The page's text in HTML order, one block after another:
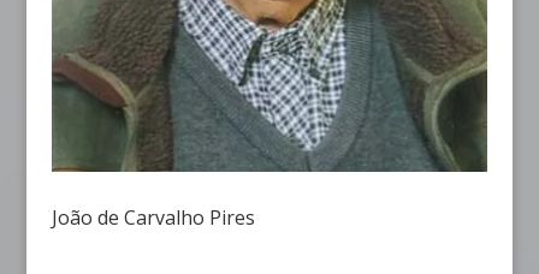
João de Carvalho Pires